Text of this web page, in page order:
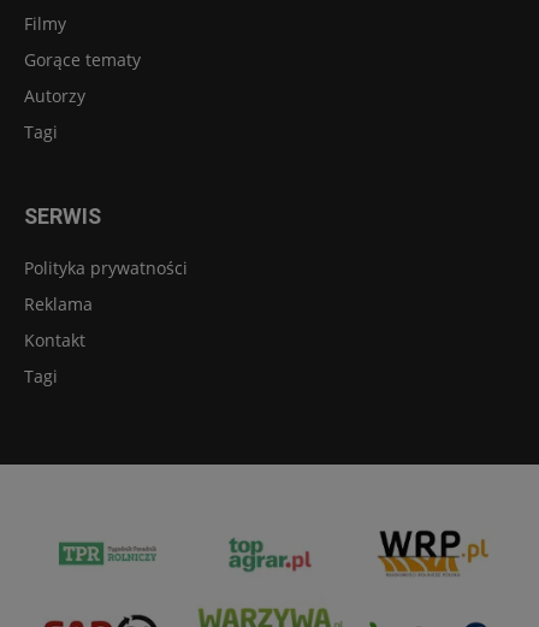
Filmy
Gorące tematy
Autorzy
Tagi
SERWIS
Polityka prywatności
Reklama
Kontakt
Tagi